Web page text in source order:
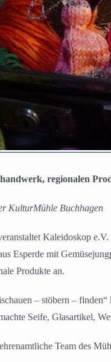
regionalen
KulturMühle Buchhagen
Kaleidoskop
Esperde mit
Produkte an.
– stöbern – finden“
Seife, Glasartikel,
Team des